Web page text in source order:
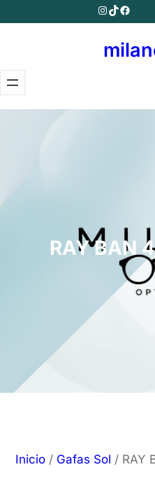
Instagram
TikTok
RAY BAN
Inicio / Gafas Sol / RAY